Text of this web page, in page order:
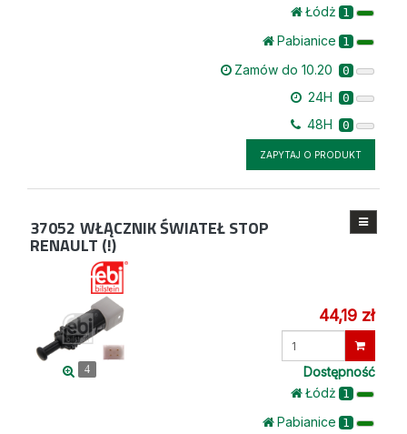
Łódż 1
Pabianice 1
Zamów do 10.20 0
24H 0
48H 0
ZAPYTAJ O PRODUKT
37052 WŁĄCZNIK ŚWIATEŁ STOP
RENAULT (!)
4
44,19 zł
Dostępność
Łódż 1
Pabianice 1